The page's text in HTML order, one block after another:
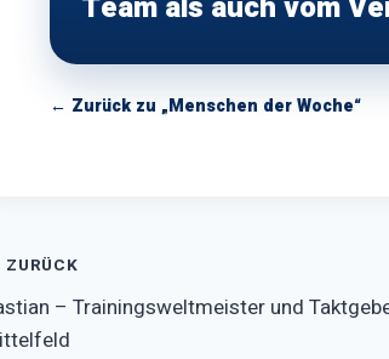
← Zurück zu „Menschen der Woche“
ZURÜCK
– Trainingsweltmeister und